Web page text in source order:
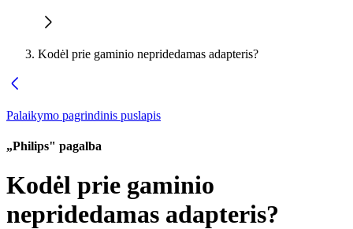
Kodėl prie gaminio nepridedamas adapteris?
Palaikymo pagrindinis puslapis
„Philips" pagalba
Kodėl prie gaminio
nepridedamas adapteris?